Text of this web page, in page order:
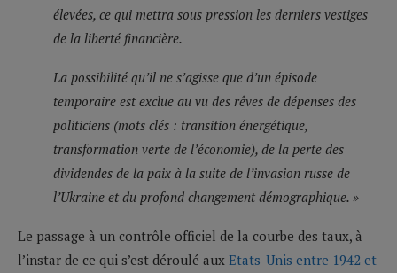
élevées, ce qui mettra sous pression les derniers vestiges
de la liberté financière.
La possibilité qu’il ne s’agisse que d’un épisode
temporaire est exclue au vu des rêves de dépenses des
politiciens (mots clés : transition énergétique,
transformation verte de l’économie), de la perte des
dividendes de la paix à la suite de l’invasion russe de
l’Ukraine et du profond changement démographique. »
Le passage à un contrôle officiel de la courbe des taux, à
l’instar de ce qui s’est déroulé aux Etats-Unis entre 1942 et